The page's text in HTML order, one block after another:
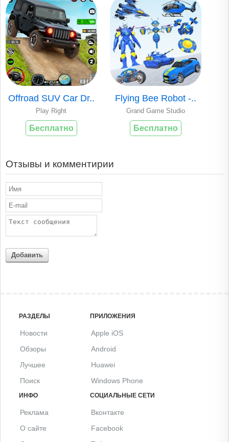
Offroad SUV Car Dr..
Play Right
Бесплатно
Flying Bee Robot -..
Grand Game Studio
Бесплатно
Отзывы и комментирии
Добавить
РАЗДЕЛЫ
Новости
Обзоры
Лучшее
Поиск
ПРИЛОЖЕНИЯ
Apple iOS
Android
Huawei
Windows Phone
ИНФО
Реклама
О сайте
СОЦИАЛЬНЫЕ СЕТИ
Вконтакте
Facebook